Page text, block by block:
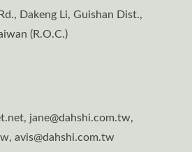
Dakeng Li, Guishan Dist.,
(R.O.C.)
jane@dahshi.com.tw,
avis@dahshi.com.tw